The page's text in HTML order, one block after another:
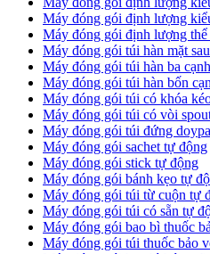
Máy đóng gói định lượng
Máy đóng gói định lượng
Máy đóng gói túi hàn mặt
Máy đóng gói túi hàn ba
Máy đóng gói túi hàn bốn
Máy đóng gói túi có khóa
Máy đóng gói túi có vòi
Máy đóng gói túi đứng
Máy đóng gói sachet tự động
Máy đóng gói stick tự động
Máy đóng gói bánh kẹo tự
Máy đóng gói túi từ cuộn tự
Máy đóng gói túi có sẵn tự
Máy đóng gói bao bì thuốc
Máy đóng gói túi thuốc bảo